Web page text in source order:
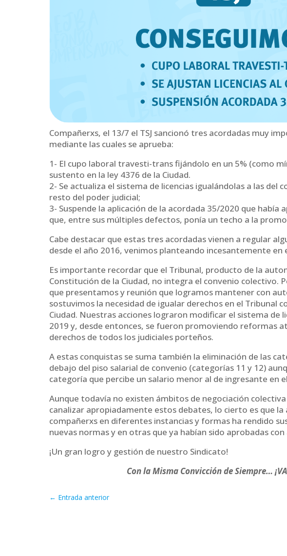
Compañerxs, el 13/7 el TSJ sancionó tres acordadas muy
mediante las cuales se aprueba:
1- El cupo laboral travesti-trans fijándolo en un 5% (como
sustento en la ley 4376 de la Ciudad.
2- Se actualiza el sistema de licencias igualándolas a las del
resto del poder judicial;
3- Suspende la aplicación de la acordada 35/2020 que había
que, entre sus múltiples defectos, ponía un techo a la
Cabe destacar que estas tres acordadas vienen a regular
desde el año 2016, venimos planteando incesantemente en
Es importante recordar que el Tribunal, producto de la
Constitución de la Ciudad, no integra el convenio colectivo.
que presentamos y reunión que logramos mantener con
sostuvimos la necesidad de igualar derechos en el Tribunal
Ciudad. Nuestras acciones lograron modificar el sistema de
2019 y, desde entonces, se fueron promoviendo reformas
derechos de todos los judiciales porteños.
A estas conquistas se suma también la eliminación de las
debajo del piso salarial de convenio (categorías 11 y 12)
categoría que percibe un salario menor al de ingresante en
Aunque todavía no existen ámbitos de negociación colectiva
canalizar apropiadamente estos debates, lo cierto es que
compañerxs en diferentes instancias y formas ha rendido
nuevas normas y en otras que ya habían sido aprobadas
¡Un gran logro y gestión de nuestro Sindicato!
Con la Misma Convicción de Siempre…
← Entrada anterior